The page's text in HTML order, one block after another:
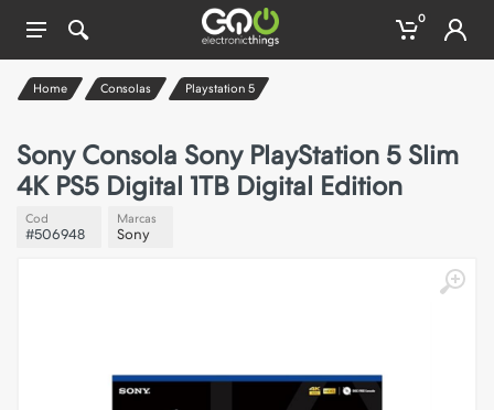
0
Home Consolas Playstation 5
SonyConsola Sony PlayStation 5 Slim
4K PS5 Digital 1TB Digital Edition
Cod
#506948
Marcas
Sony